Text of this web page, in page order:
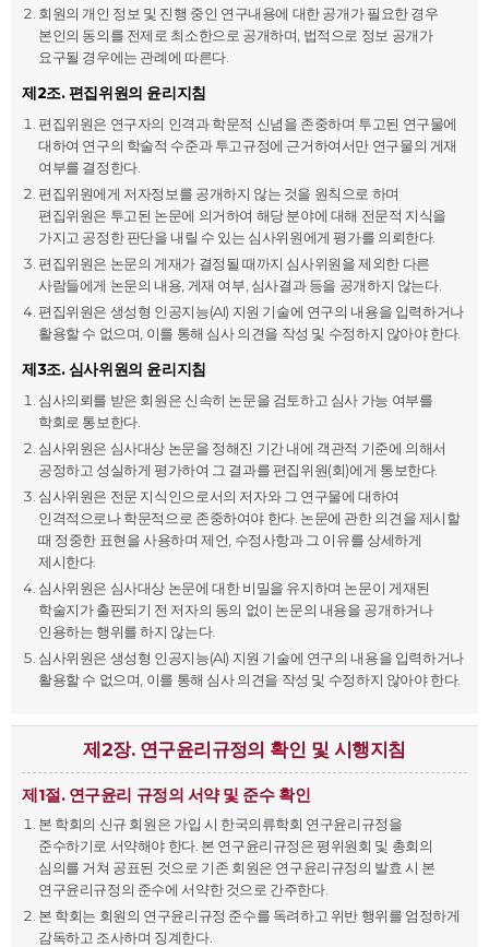
회원의 개인 정보 및 진행 중인 연구내용에 대한 공개가 필요한 경우
본인의 동의를 전제로 최소한으로 공개하며, 법적으로 정보 공개가
요구될 경우에는 관례에 따른다.
제2조. 편집위원의 윤리지침
편집위원은 연구자의 인격과 학문적 신념을 존중하며 투고된 연구물에
대하여 연구의 학술적 수준과 투고규정에 근거하여서만 연구물의 게재
여부를 결정한다.
편집위원에게 저자정보를 공개하지 않는 것을 원칙으로 하며
편집위원은 투고된 논문에 의거하여 해당 분야에 대해 전문적 지식을
가지고 공정한 판단을 내릴 수 있는 심사위원에게 평가를 의뢰한다.
편집위원은 논문의 게재가 결정될 때까지 심사위원을 제외한 다른
사람들에게 논문의 내용, 게재 여부, 심사결과 등을 공개하지 않는다.
편집위원은 생성형 인공지능(AI) 지원 기술에 연구의 내용을 입력하거나
활용할 수 없으며, 이를 통해 심사 의견을 작성 및 수정하지 않아야 한다.
제3조. 심사위원의 윤리지침
심사의뢰를 받은 회원은 신속히 논문을 검토하고 심사 가능 여부를
학회로 통보한다.
심사위원은 심사대상 논문을 정해진 기간 내에 객관적 기준에 의해서
공정하고 성실하게 평가하여 그 결과를 편집위원(회)에게 통보한다.
심사위원은 전문 지식인으로서의 저자와 그 연구물에 대하여
인격적으로나 학문적으로 존중하여야 한다. 논문에 관한 의견을 제시할
때 정중한 표현을 사용하며 제언, 수정사항과 그 이유를 상세하게
제시한다.
심사위원은 심사대상 논문에 대한 비밀을 유지하며 논문이 게재된
학술지가 출판되기 전 저자의 동의 없이 논문의 내용을 공개하거나
인용하는 행위를 하지 않는다.
심사위원은 생성형 인공지능(AI) 지원 기술에 연구의 내용을 입력하거나
활용할 수 없으며, 이를 통해 심사 의견을 작성 및 수정하지 않아야 한다.
제2장. 연구윤리규정의 확인 및 시행지침
제1절. 연구윤리 규정의 서약 및 준수 확인
본 학회의 신규 회원은 가입 시 한국의류학회 연구윤리규정을
준수하기로 서약해야 한다. 본 연구윤리규정은 평위원회 및 총회의
심의를 거쳐 공표된 것으로 기존 회원은 연구윤리규정의 발효 시 본
연구윤리규정의 준수에 서약한 것으로 간주한다.
본 학회는 회원의 연구윤리규정 준수를 독려하고 위반 행위를 엄정하게
감독하고 조사하며 징계한다.